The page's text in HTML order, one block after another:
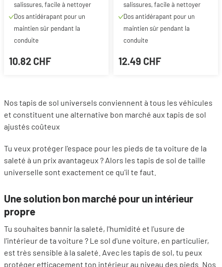
salissures, facile à nettoyer
Dos antidérapant pour un
maintien sûr pendant la
conduite
10.82 CHF
salissures, facile à nettoyer
Dos antidérapant pour un
maintien sûr pendant la
conduite
12.49 CHF
Nos tapis de sol universels conviennent à tous les véhicules
et constituent une alternative bon marché aux tapis de sol
ajustés coûteux
Tu veux protéger l'espace pour les pieds de ta voiture de la
saleté à un prix avantageux ? Alors les tapis de sol de taille
universelle sont exactement ce qu'il te faut.
Une solution bon marché pour un intérieur
propre
Tu souhaites bannir la saleté, l'humidité et l'usure de
l'intérieur de ta voiture ? Le sol d'une voiture, en particulier,
est très sensible à la saleté. Avec les tapis de sol, tu peux
protéger efficacement ton intérieur au niveau des pieds. Nos